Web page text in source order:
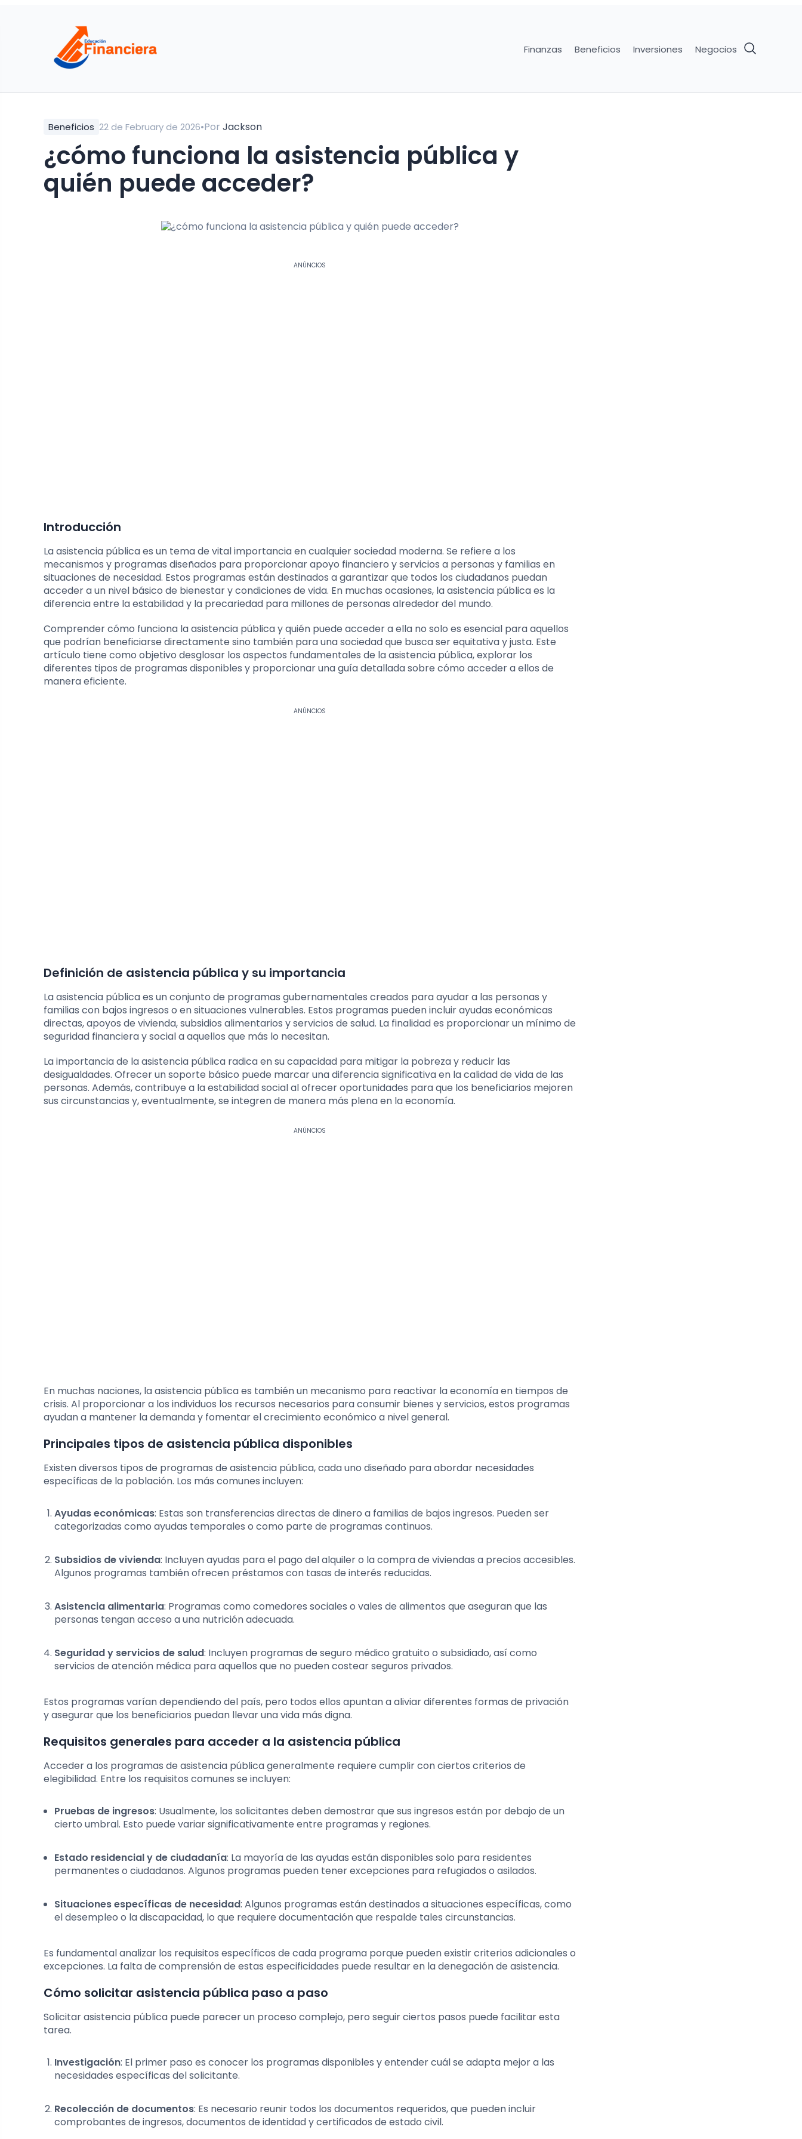
Finanzas Beneficios Inversiones Negocios
Beneficios 22 de February de 2026•Por Jackson
¿cómo funciona la asistencia pública y
quién puede acceder?
ANÚNCIOS
Introducción
La asistencia pública es un tema de vital importancia en cualquier sociedad moderna. Se refiere a los
mecanismos y programas diseñados para proporcionar apoyo financiero y servicios a personas y familias en
situaciones de necesidad. Estos programas están destinados a garantizar que todos los ciudadanos puedan
acceder a un nivel básico de bienestar y condiciones de vida. En muchas ocasiones, la asistencia pública es la
diferencia entre la estabilidad y la precariedad para millones de personas alrededor del mundo.
Comprender cómo funciona la asistencia pública y quién puede acceder a ella no solo es esencial para aquellos
que podrían beneficiarse directamente sino también para una sociedad que busca ser equitativa y justa. Este
artículo tiene como objetivo desglosar los aspectos fundamentales de la asistencia pública, explorar los
diferentes tipos de programas disponibles y proporcionar una guía detallada sobre cómo acceder a ellos de
manera eficiente.
ANÚNCIOS
Definición de asistencia pública y su importancia
La asistencia pública es un conjunto de programas gubernamentales creados para ayudar a las personas y
familias con bajos ingresos o en situaciones vulnerables. Estos programas pueden incluir ayudas económicas
directas, apoyos de vivienda, subsidios alimentarios y servicios de salud. La finalidad es proporcionar un mínimo de
seguridad financiera y social a aquellos que más lo necesitan.
La importancia de la asistencia pública radica en su capacidad para mitigar la pobreza y reducir las
desigualdades. Ofrecer un soporte básico puede marcar una diferencia significativa en la calidad de vida de las
personas. Además, contribuye a la estabilidad social al ofrecer oportunidades para que los beneficiarios mejoren
sus circunstancias y, eventualmente, se integren de manera más plena en la economía.
ANÚNCIOS
En muchas naciones, la asistencia pública es también un mecanismo para reactivar la economía en tiempos de
crisis. Al proporcionar a los individuos los recursos necesarios para consumir bienes y servicios, estos programas
ayudan a mantener la demanda y fomentar el crecimiento económico a nivel general.
Principales tipos de asistencia pública disponibles
Existen diversos tipos de programas de asistencia pública, cada uno diseñado para abordar necesidades
específicas de la población. Los más comunes incluyen:
Ayudas económicas: Estas son transferencias directas de dinero a familias de bajos ingresos. Pueden ser
categorizadas como ayudas temporales o como parte de programas continuos.
Subsidios de vivienda: Incluyen ayudas para el pago del alquiler o la compra de viviendas a precios accesibles.
Algunos programas también ofrecen préstamos con tasas de interés reducidas.
Asistencia alimentaria: Programas como comedores sociales o vales de alimentos que aseguran que las
personas tengan acceso a una nutrición adecuada.
Seguridad y servicios de salud: Incluyen programas de seguro médico gratuito o subsidiado, así como
servicios de atención médica para aquellos que no pueden costear seguros privados.
Estos programas varían dependiendo del país, pero todos ellos apuntan a aliviar diferentes formas de privación
y asegurar que los beneficiarios puedan llevar una vida más digna.
Requisitos generales para acceder a la asistencia pública
Acceder a los programas de asistencia pública generalmente requiere cumplir con ciertos criterios de
elegibilidad. Entre los requisitos comunes se incluyen:
Pruebas de ingresos: Usualmente, los solicitantes deben demostrar que sus ingresos están por debajo de un
cierto umbral. Esto puede variar significativamente entre programas y regiones.
Estado residencial y de ciudadanía: La mayoría de las ayudas están disponibles solo para residentes
permanentes o ciudadanos. Algunos programas pueden tener excepciones para refugiados o asilados.
Situaciones específicas de necesidad: Algunos programas están destinados a situaciones específicas, como
el desempleo o la discapacidad, lo que requiere documentación que respalde tales circunstancias.
Es fundamental analizar los requisitos específicos de cada programa porque pueden existir criterios adicionales o
excepciones. La falta de comprensión de estas especificidades puede resultar en la denegación de asistencia.
Cómo solicitar asistencia pública paso a paso
Solicitar asistencia pública puede parecer un proceso complejo, pero seguir ciertos pasos puede facilitar esta
tarea.
Investigación: El primer paso es conocer los programas disponibles y entender cuál se adapta mejor a las
necesidades específicas del solicitante.
Recolección de documentos: Es necesario reunir todos los documentos requeridos, que pueden incluir
comprobantes de ingresos, documentos de identidad y certificados de estado civil.